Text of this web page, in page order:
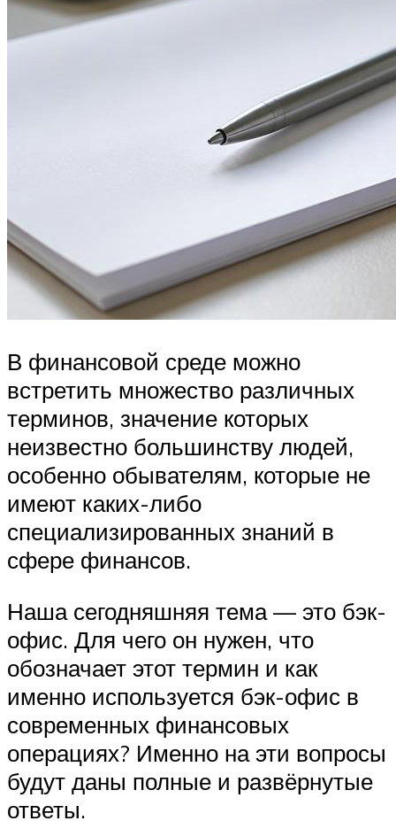
В финансовой среде можно
встретить множество различных
терминов, значение которых
неизвестно большинству людей,
особенно обывателям, которые не
имеют каких-либо
специализированных знаний в
сфере финансов.
Наша сегодняшняя тема — это бэк-
офис. Для чего он нужен, что
обозначает этот термин и как
именно используется бэк-офис в
современных финансовых
операциях? Именно на эти вопросы
будут даны полные и развёрнутые
ответы.